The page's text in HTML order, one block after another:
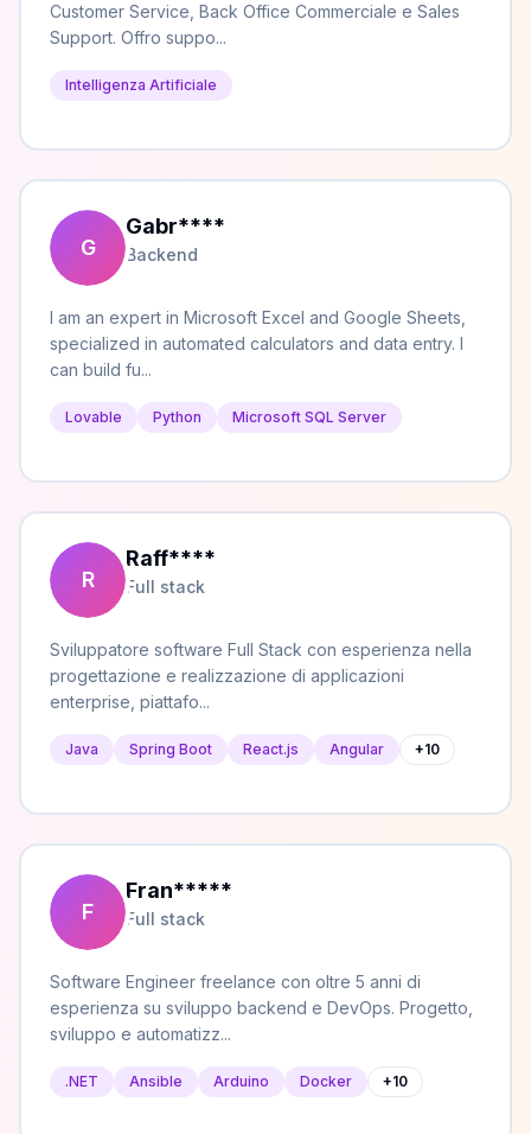
Customer Service, Back Office Commerciale e Sales
Support. Offro suppo...
Intelligenza Artificiale
G
Gabr****
Backend
I am an expert in Microsoft Excel and Google Sheets,
specialized in automated calculators and data entry. I
can build fu...
Lovable Python Microsoft SQL Server
R
Raff****
Full stack
Sviluppatore software Full Stack con esperienza nella
progettazione e realizzazione di applicazioni
enterprise, piattafo...
Java Spring Boot React.js Angular +10
F
Fran*****
Full stack
Software Engineer freelance con oltre 5 anni di
esperienza su sviluppo backend e DevOps. Progetto,
sviluppo e automatizz...
.NET Ansible Arduino Docker +10